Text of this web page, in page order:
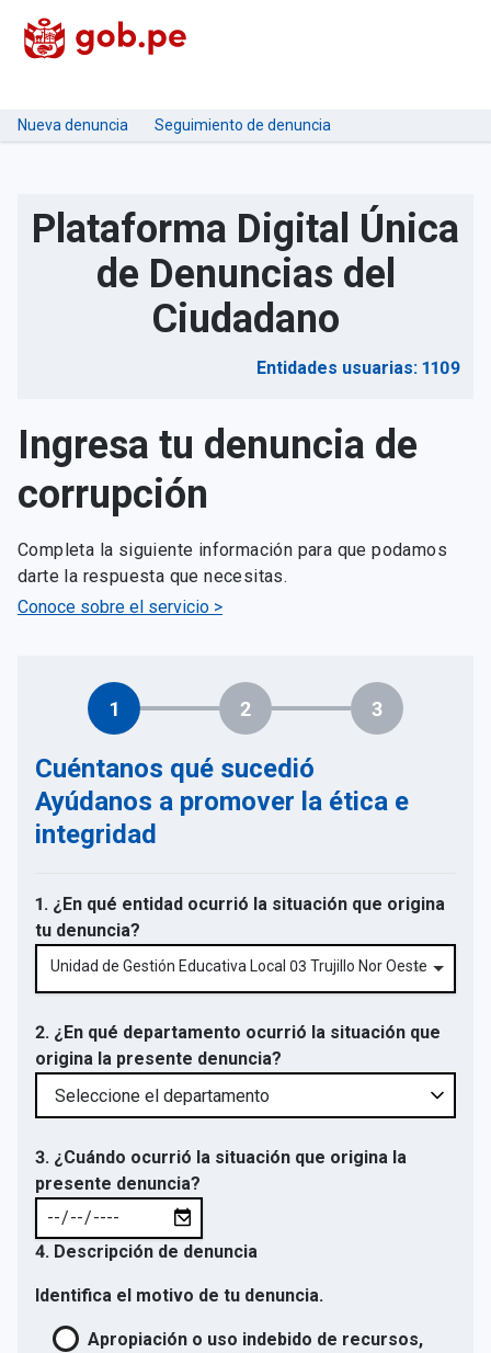
Nueva denuncia Seguimiento de denuncia
Plataforma Digital Única
de Denuncias del
Ciudadano
Entidades usuarias: 1109
Ingresa tu denuncia de
corrupción
Completa la siguiente información para que podamos
darte la respuesta que necesitas.
Conoce sobre el servicio >
1 2 3
Cuéntanos qué sucedió
Ayúdanos a promover la ética e
integridad
1. ¿En qué entidad ocurrió la situación que origina
tu denuncia?
Unidad de Gestión Educativa Local 03 Trujillo Nor Oeste
2. ¿En qué departamento ocurrió la situación que
origina la presente denuncia?
3. ¿Cuándo ocurrió la situación que origina la
presente denuncia?
4. Descripción de denuncia
Identifica el motivo de tu denuncia.
Apropiación o uso indebido de recursos,